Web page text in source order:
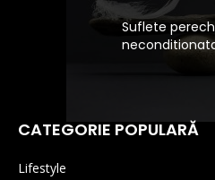
Suflete
CATEGORIE POPULARĂ
Lifestyle